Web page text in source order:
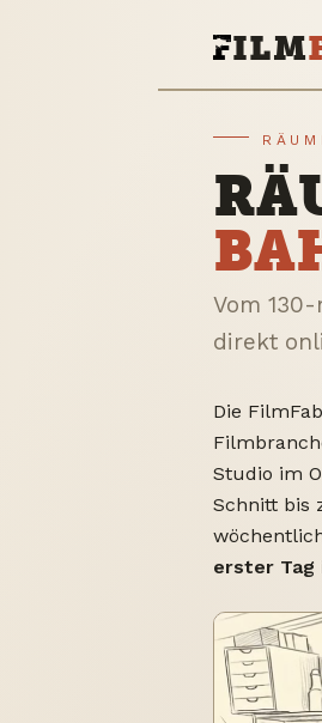
ILM
Vom
direkt
Die
Studio im
Schnitt bis
erster